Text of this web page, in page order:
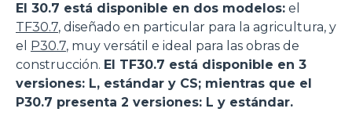
El 30.7 está disponible en dos modelos: el
TF30.7, diseñado en particular para la agricultura, y
el P30.7, muy versátil e ideal para las obras de
construcción. El TF30.7 está disponible en 3
versiones: L, estándar y CS; mientras que el
P30.7 presenta 2 versiones: L y estándar.